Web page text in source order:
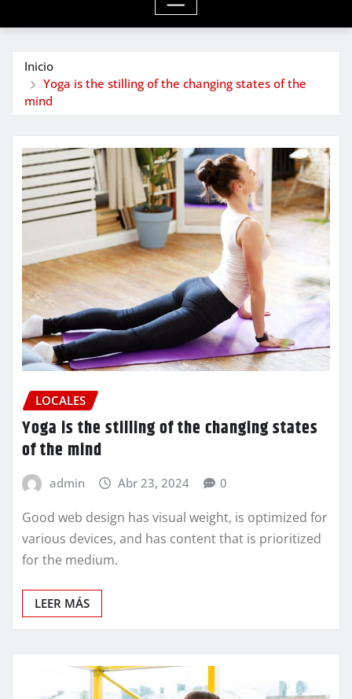
Inicio
Yoga is the stilling of the changing states of the
mind
LOCALES
Yoga is the stilling of the changing states
of the mind
admin Abr 23, 2024 0
Good web design has visual weight, is optimized for
various devices, and has content that is prioritized
for the medium.
LEER MÁS